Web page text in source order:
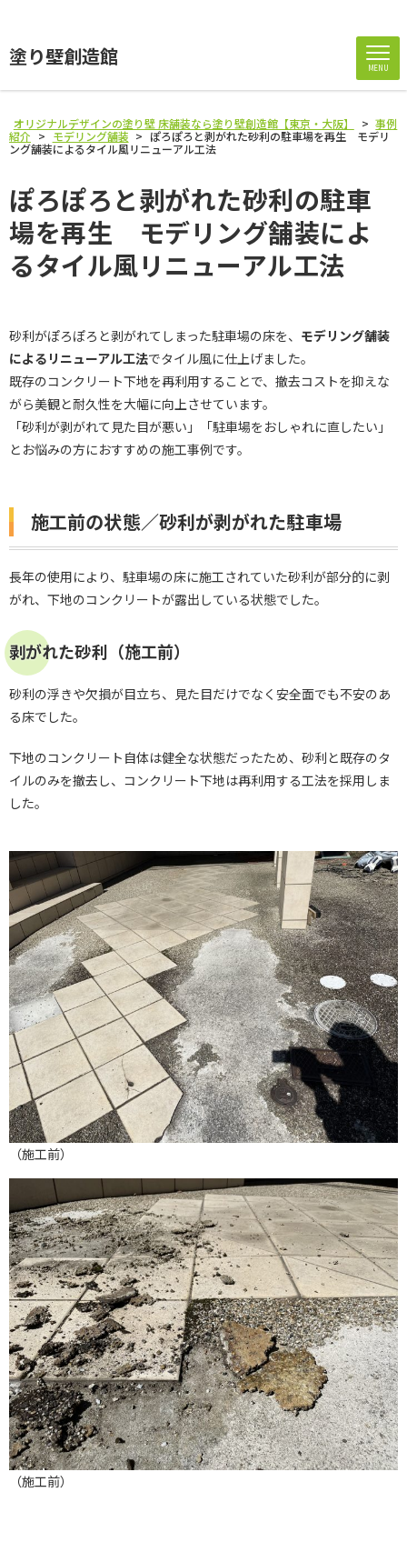
塗り壁創造館 MENU
オリジナルデザインの塗り壁 床舗装なら塗り壁創造館【東京・大阪】 > 事例
紹介 > モデリング舗装 > ぽろぽろと剥がれた砂利の駐車場を再生 モデリ
ング舗装によるタイル風リニューアル工法
ぽろぽろと剥がれた砂利の駐車
場を再生 モデリング舗装によ
るタイル風リニューアル工法
砂利がぽろぽろと剥がれてしまった駐車場の床を、 モデリング舗装
によるリニューアル工法でタイル風に仕上げました。
既存のコンクリート下地を再利用することで、撤去コストを抑えな
がら美観と耐久性を大幅に向上させています。
「砂利が剥がれて見た目が悪い」「駐車場をおしゃれに直したい」
とお悩みの方におすすめの施工事例です。
施工前の状態／砂利が剥がれた駐車場
長年の使用により、駐車場の床に施工されていた砂利が部分的に剥
がれ、下地のコンクリートが露出している状態でした。
剥がれた砂利（施工前）
砂利の浮きや欠損が目立ち、見た目だけでなく安全面でも不安のあ
る床でした。
下地のコンクリート自体は健全な状態だったため、砂利と既存のタ
イルのみを撤去し、コンクリート下地は再利用する工法を採用しま
した。
（施工前）
（施工前）